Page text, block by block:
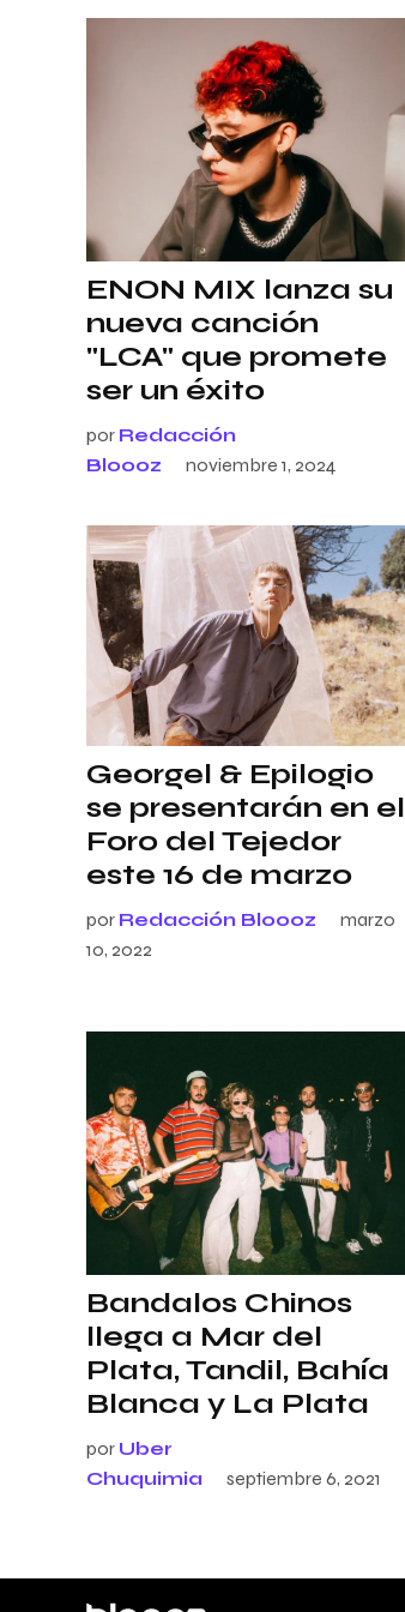
ENON MIX lanza su
nueva canción
"LCA" que promete
ser un éxito
por Redacción
Bloooz
noviembre 1, 2024
Georgel & Epilogio
se presentarán en el
Foro del Tejedor
este 16 de marzo
por Redacción Bloooz
marzo
10, 2022
Bandalos Chinos
llega a Mar del
Plata, Tandil, Bahía
Blanca y La Plata
por Uber
Chuquimia
septiembre 6, 2021